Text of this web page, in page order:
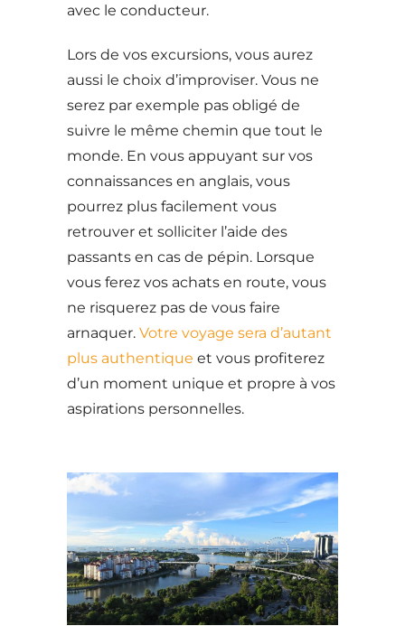
avec le conducteur.
Lors de vos excursions, vous aurez
aussi le choix d’improviser. Vous ne
serez par exemple pas obligé de
suivre le même chemin que tout le
monde. En vous appuyant sur vos
connaissances en anglais, vous
pourrez plus facilement vous
retrouver et solliciter l’aide des
passants en cas de pépin. Lorsque
vous ferez vos achats en route, vous
ne risquerez pas de vous faire
arnaquer. Votre voyage sera d’autant
plus authentique et vous profiterez
d’un moment unique et propre à vos
aspirations personnelles.